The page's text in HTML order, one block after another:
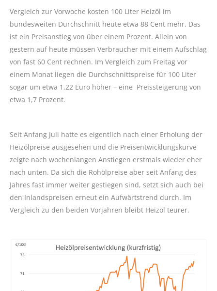
Vergleich zur Vorwoche kosten 100 Liter Heizöl im
bundesweiten Durchschnitt heute etwa 88 Cent mehr. Das
ist ein Preisanstieg von über einem Prozent. Allein von
gestern auf heute müssen Verbraucher mit einem Aufschlag
von fast 60 Cent rechnen. Im Vergleich zum Freitag vor
einem Monat liegen die Durchschnittspreise für 100 Liter
sogar um etwa 1,22 Euro höher – eine Preissteigerung von
etwa 1,7 Prozent.
Seit Anfang Juli hatte es eigentlich nach einer Erholung der
Heizölpreise ausgesehen und die Preisentwicklungskurve
zeigte nach wochenlangen Anstiegen erstmals wieder eher
nach unten. Da sich die Rohölpreise aber seit Anfang des
Jahres fast immer weiter gestiegen sind, setzt sich auch bei
den Inlandspreisen erneut ein Aufwärtstrend durch. Im
Vergleich zu den beiden Vorjahren bleibt Heizöl teurer.